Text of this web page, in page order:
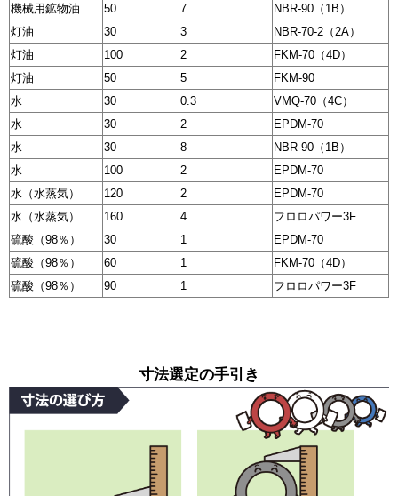
機械用鉱物油
50 7
NBR-90（1B）
灯油
30 3
NBR-70-2（2A）
灯油
100 2
FKM-70（4D）
灯油
50 5
FKM-90
水
30 0.3
VMQ-70（4C）
水
30 2
EPDM-70
水
30 8
NBR-90（1B）
水
100 2
EPDM-70
水（水蒸気）
120 2
EPDM-70
水（水蒸気）
160 4
フロロパワー3F
硫酸（98％）
30 1
EPDM-70
硫酸（98％）
60 1
FKM-70（4D）
硫酸（98％）
90 1 フロロパワー3F
寸法選定の手引き